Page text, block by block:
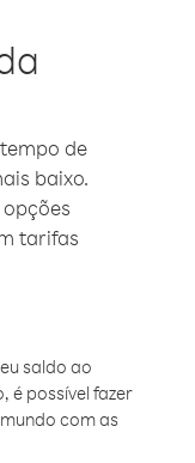
de
baixo.
tarifas
saldo ao
é possível fazer
com as